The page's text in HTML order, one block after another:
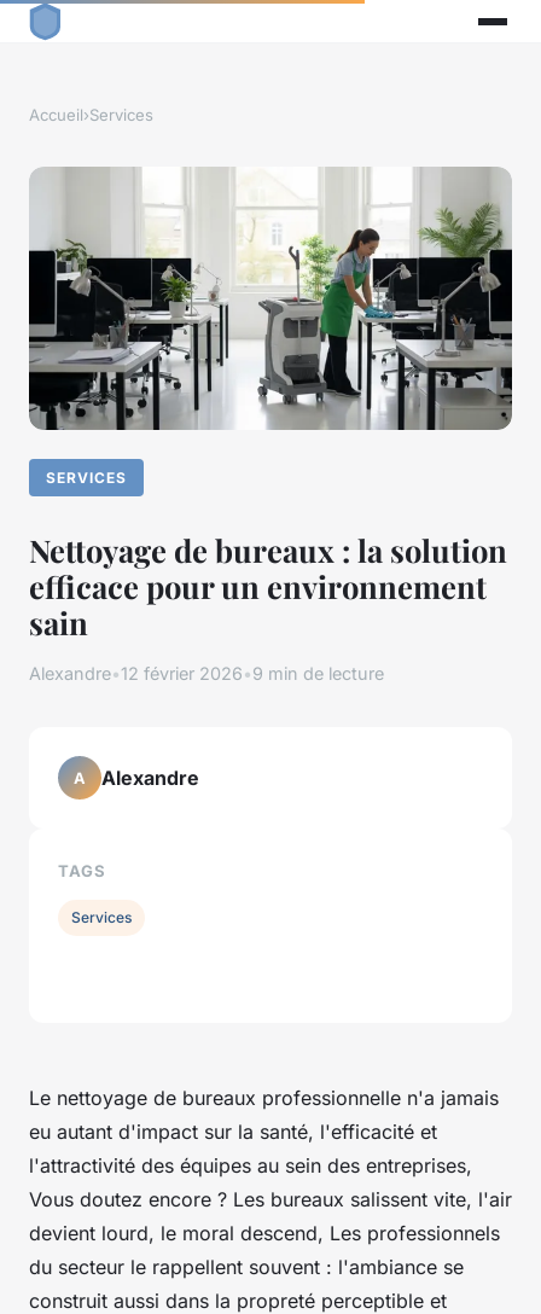
Accueil›Services
SERVICES
Nettoyage de bureaux : la solution
efficace pour un environnement
sain
Alexandre•12 février 2026•9 min de lecture
Le nettoyage de bureaux professionnelle n'a jamais
eu autant d'impact sur la santé, l'efficacité et
l'attractivité des équipes au sein des entreprises,
Vous doutez encore ? Les bureaux salissent vite, l'air
devient lourd, le moral descend, Les professionnels
du secteur le rappellent souvent : l'ambiance se
construit aussi dans la propreté perceptible et
A Alexandre
TAGS
Services